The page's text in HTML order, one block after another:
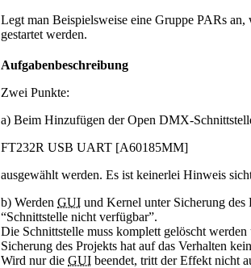
Legt man Beispielsweise eine Gruppe PARs
gestartet werden.
Aufgabenbeschreibung
Zwei Punkte:
a) Beim Hinzufügen der Open DMX-
FT232R USB UART [A60185MM]
ausgewählt werden. Es ist keinerlei Hinweis
b) Werden GUI und Kernel unter Sicherung des
“Schnittstelle nicht verfügbar”.
Die Schnittstelle muss komplett gelöscht
Sicherung des Projekts hat auf das Verhalten
Wird nur die GUI beendet, tritt der Effekt nicht